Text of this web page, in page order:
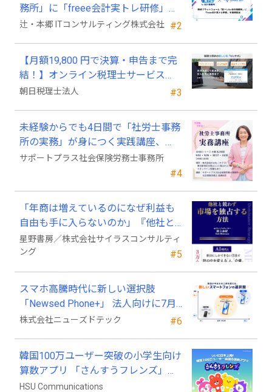
#2
務所」に「freee会計実トレ研修」を
新規追加
辻・本郷 ITコンサルティング株式会社
#3
【月額19,800 円で決算・申告まで完
結！】オンライン税理士サービス
「Wiz サポ」
朝日税理士法人
#4
未経験からでも4日間で「社労士事務
所の実務」が身につく実践講座、
2026年9月開講
サポートプラス社会保険労務士事務所
#5
「年商は増えているのになぜ利益も
自由も手に入らないのか」『他社と
競わず 市場を独占する方法』発売
星野書房／株式会社サイラスコンサルティ
ング
#6
スマホ高騰時代に新しい選択肢
「Newsed Phone+」 法人向けに7月
23日から販売開始
株式会社ニューズドテック
韓国100万ユーザー突破の小学生向け
算数アプリ 「さんすうフレンズ」、
ついに日本上陸!
HSU Communications